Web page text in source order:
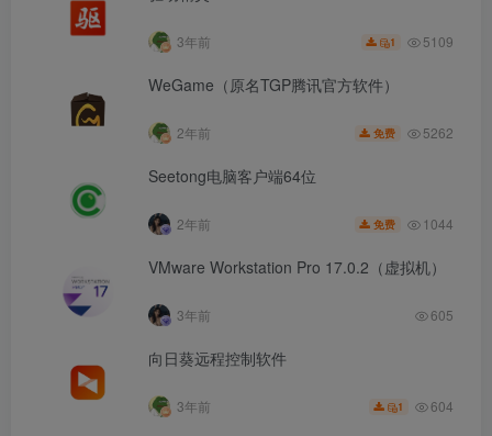
3年前 1 5109
WeGame（原名TGP腾讯官方软件）
2年前 免费 5262
Seetong电脑客户端64位
2年前 免费 1044
VMware Workstation Pro 17.0.2（虚拟机）
3年前 605
向日葵远程控制软件
3年前 1 604